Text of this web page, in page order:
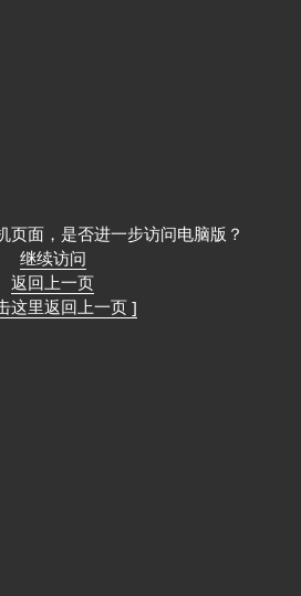
页面，是否进一步访问电脑版？
继续访问
返回上一页
这里返回上一页 ]